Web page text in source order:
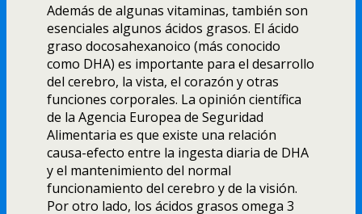
Además de algunas vitaminas, también son
esenciales algunos ácidos grasos. El ácido
graso docosahexanoico (más conocido
como DHA) es importante para el desarrollo
del cerebro, la vista, el corazón y otras
funciones corporales. La opinión científica
de la Agencia Europea de Seguridad
Alimentaria es que existe una relación
causa-efecto entre la ingesta diaria de DHA
y el mantenimiento del normal
funcionamiento del cerebro y de la visión.
Por otro lado, los ácidos grasos omega 3